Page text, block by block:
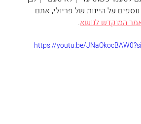
על היינות של פריולי, אתם
המוקדש לנושא.
https://youtu.be/